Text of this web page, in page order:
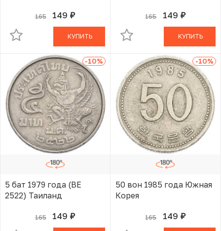
165 149 руб.
В КОРЗИНЕ
КУПИТЬ
165 149 руб.
В КОРЗИНЕ
КУПИТЬ
-10%
5 бат 1979 года (BE
2522) Таиланд
165 149 руб.
В КОРЗИНЕ
-10%
50 вон 1985 года Южная
Корея
165 149 руб.
В КОРЗИНЕ